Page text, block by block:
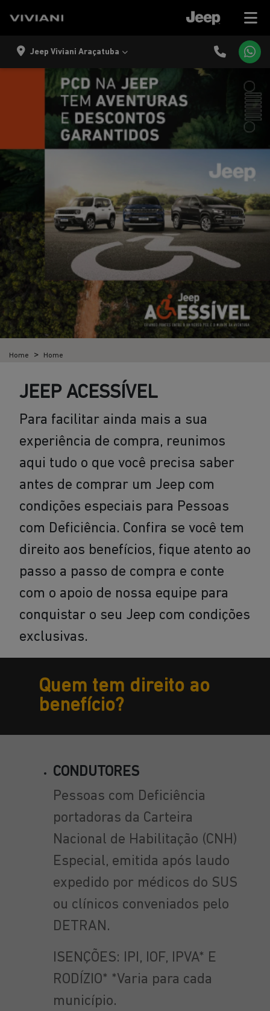
Jeep Viviani Araçatuba
Home Home
JEEP ACESSÍVEL
Para facilitar ainda mais a sua
experiência de compra, reunimos
aqui tudo o que você precisa saber
antes de comprar um Jeep com
condições especiais para Pessoas
com Deficiência. Confira se você tem
direito aos benefícios, fique atento ao
passo a passo de compra e conte
com o apoio de nossa equipe para
conquistar o seu Jeep com condições
exclusivas.
Quem tem direito ao
benefício?
CONDUTORES
Pessoas com Deficiência
portadoras da Carteira
Nacional de Habilitação (CNH)
Especial, emitida após laudo
expedido por médicos do SUS
ou clínicos conveniados pelo
DETRAN.
ISENÇÕES: IPI, IOF, IPVA* E
RODÍZIO* *Varia para cada
município.